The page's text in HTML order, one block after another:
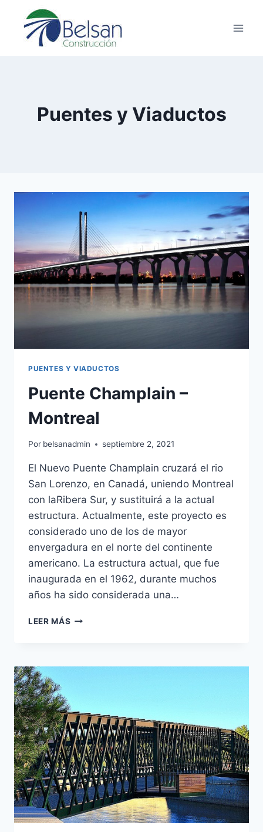
contenido
Puentes y Viaductos
PUENTES Y VIADUCTOS
Puente Champlain –
Montreal
Por belsanadmin septiembre 2, 2021
El Nuevo Puente Champlain cruzará el rio
San Lorenzo, en Canadá, uniendo Montreal
con laRibera Sur, y sustituirá a la actual
estructura. Actualmente, este proyecto es
considerado uno de los de mayor
envergadura en el norte del continente
americano. La estructura actual, que fue
inaugurada en el 1962, durante muchos
años ha sido considerada una…
LEER MÁS PUENTE